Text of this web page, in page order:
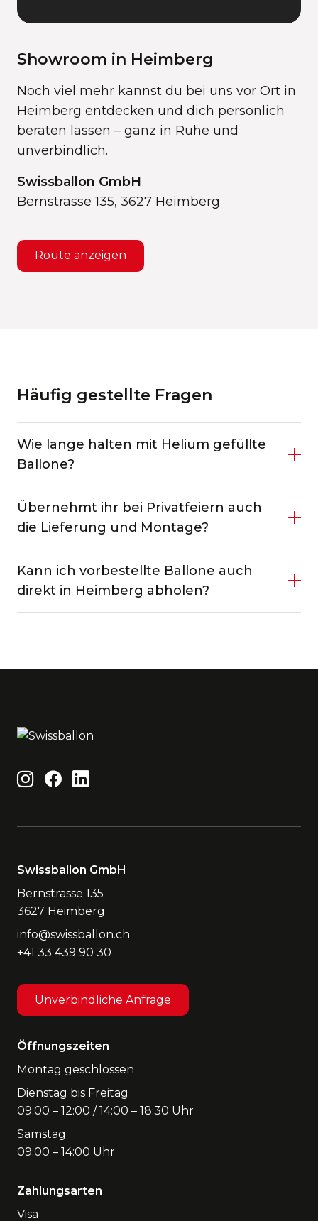
Showroom in Heimberg
Noch viel mehr kannst du bei uns vor Ort in
Heimberg entdecken und dich persönlich
beraten lassen – ganz in Ruhe und
unverbindlich.
Swissballon GmbH
Bernstrasse 135, 3627 Heimberg
Route anzeigen
Häufig gestellte Fragen
Wie lange halten mit Helium gefüllte
Ballone?
Übernehmt ihr bei Privatfeiern auch
die Lieferung und Montage?
Kann ich vorbestellte Ballone auch
direkt in Heimberg abholen?
Swissballon GmbH
Bernstrasse 135
3627 Heimberg
info@swissballon.ch
+41 33 439 90 30
Unverbindliche Anfrage
Öffnungszeiten
Montag geschlossen
Dienstag bis Freitag
09:00 – 12:00 / 14:00 – 18:30 Uhr
Samstag
09:00 – 14:00 Uhr
Zahlungsarten
Visa